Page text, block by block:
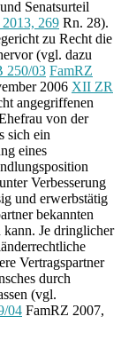
Senatsurteil
269 Rn. 28).
zu Recht die
(vgl. dazu
250/03 FamRZ
2006 XII ZR
angegriffenen
von der
sich ein
eines
Verbesserung
und erwerbstätig
bekannten
Je dringlicher
Vertragspartner
durch
(vgl.
04 FamRZ 2007,